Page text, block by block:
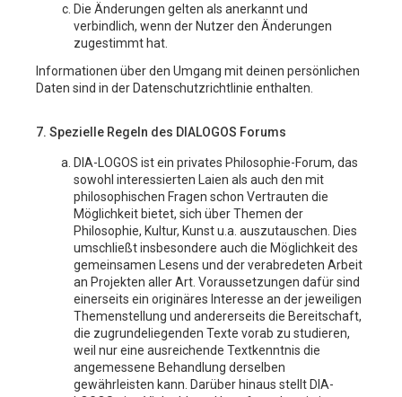
Die Änderungen gelten als anerkannt und
verbindlich, wenn der Nutzer den Änderungen
zugestimmt hat.
Informationen über den Umgang mit deinen persönlichen
Daten sind in der Datenschutzrichtlinie enthalten.
7. Spezielle Regeln des DIALOGOS Forums
DIA-LOGOS ist ein privates Philosophie-Forum, das
sowohl interessierten Laien als auch den mit
philosophischen Fragen schon Vertrauten die
Möglichkeit bietet, sich über Themen der
Philosophie, Kultur, Kunst u.a. auszutauschen. Dies
umschließt insbesondere auch die Möglichkeit des
gemeinsamen Lesens und der verabredeten Arbeit
an Projekten aller Art. Voraussetzungen dafür sind
einerseits ein originäres Interesse an der jeweiligen
Themenstellung und andererseits die Bereitschaft,
die zugrundeliegenden Texte vorab zu studieren,
weil nur eine ausreichende Textkenntnis die
angemessene Behandlung derselben
gewährleisten kann. Darüber hinaus stellt DIA-